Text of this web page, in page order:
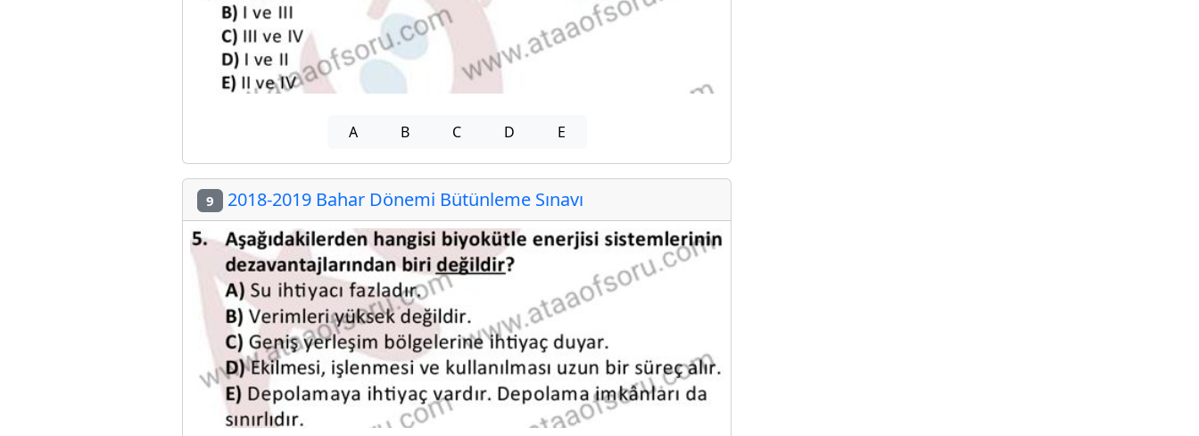
A B C D E
9 2018-2019 Bahar Dönemi Bütünleme Sınavı